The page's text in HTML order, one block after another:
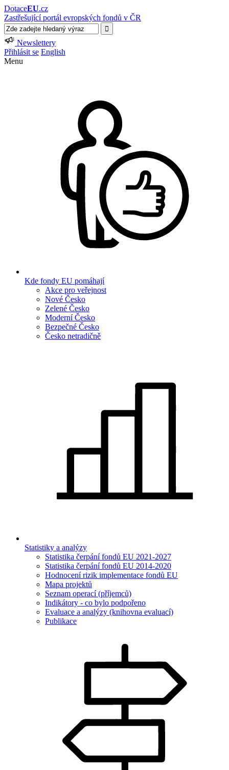
DotaceEU.cz
Zastřešující portál evropských fondů v ČR
Newslettery
Přihlásit se English
Menu
Kde fondy EU pomáhají
Akce pro veřejnost
Nové Česko
Zelené Česko
Moderní Česko
Bezpečné Česko
Česko netradičně
Statistiky a analýzy
Statistika čerpání fondů EU 2021-2027
Statistika čerpání fondů EU 2014-2020
Hodnocení rizik implementace fondů EU
Mapa projektů
Seznam operací (příjemců)
Indikátory - co bylo podpořeno
Evaluace a analýzy (knihovna evaluací)
Publikace